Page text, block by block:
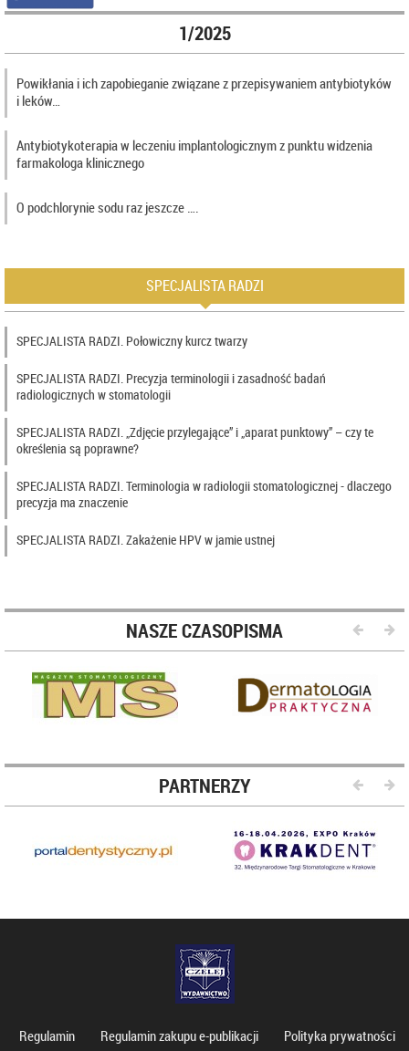
1/2025
Powikłania i ich zapobieganie związane z przepisywaniem antybiotyków
i leków…
Antybiotykoterapia w leczeniu implantologicznym z punktu widzenia
farmakologa klinicznego
O podchlorynie sodu raz jeszcze ….
SPECJALISTA RADZI
SPECJALISTA RADZI. Połowiczny kurcz twarzy
SPECJALISTA RADZI. Precyzja terminologii i zasadność badań
radiologicznych w stomatologii
SPECJALISTA RADZI. „Zdjęcie przylegające” i „aparat punktowy” – czy te
określenia są poprawne?
SPECJALISTA RADZI. Terminologia w radiologii stomatologicznej - dlaczego
precyzja ma znaczenie
SPECJALISTA RADZI. Zakażenie HPV w jamie ustnej
NASZE CZASOPISMA
PARTNERZY
Regulamin Regulamin zakupu e-publikacji Polityka prywatności